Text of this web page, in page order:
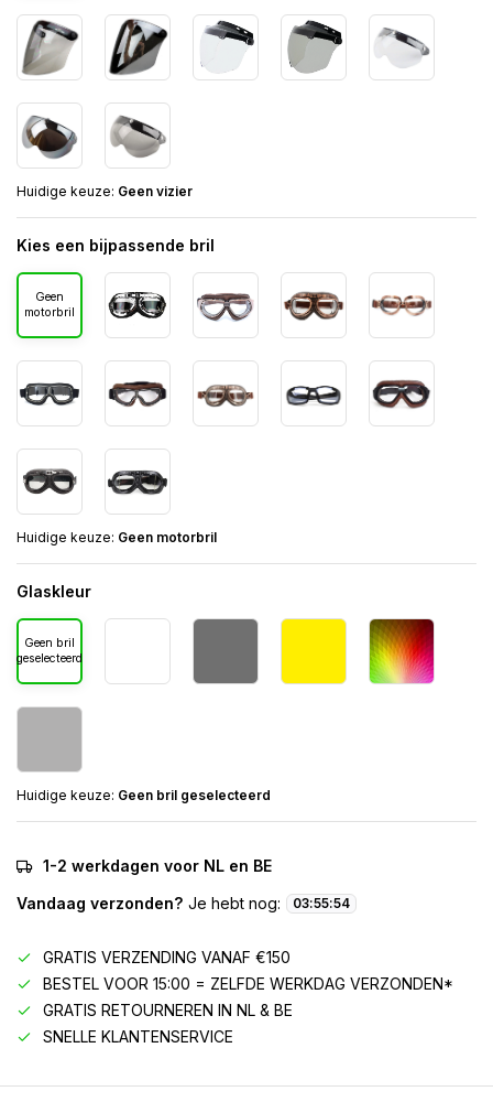
Huidige keuze: Geen vizier
Kies een bijpassende bril
Geen
motorbril
Huidige keuze: Geen motorbril
Glaskleur
Geen bril
geselecteerd
Huidige keuze: Geen bril geselecteerd
1-2 werkdagen voor NL en BE
Vandaag verzonden? Je hebt nog: 03:55:54
GRATIS VERZENDING VANAF €150
BESTEL VOOR 15:00 = ZELFDE WERKDAG VERZONDEN*
GRATIS RETOURNEREN IN NL & BE
SNELLE KLANTENSERVICE